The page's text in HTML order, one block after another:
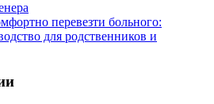
перевезти больного:
для родственников и